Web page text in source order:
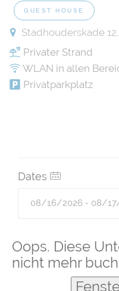
Oops. Diese
nicht mehr
GUEST HOUSE
Stadhouderskade
Privater Strand
WLAN in allen
Privatparkplatz
Dates